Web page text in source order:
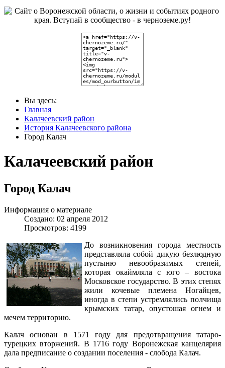
Вы здесь:
Главная
Калачеевский район
История Калачеевского района
Город Калач
Калачеевский район
Город Калач
Информация о материале
Создано: 02 апреля 2012
Просмотров: 4199
До возникновения города местность
представляла собой дикую безлюдную
пустыню невообразимых степей,
которая окаймляла с юго – востока
Московское государство. В этих степях
жили кочевые племена Ногайцев,
иногда в степи устремлялись полчища
крымских татар, опустошая огнем и
мечем территорию.
Калач основан в 1571 году для предотвращения татаро-
турецких вторжений. В 1716 году Воронежская канцелярия
дала предписание о создании поселения - слобода Калач.